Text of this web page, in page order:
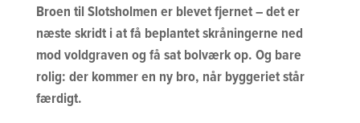
Broen til Slotsholmen er blevet fjernet – det er
næste skridt i at få beplantet skråningerne ned
mod voldgraven og få sat bolværk op. Og bare
rolig: der kommer en ny bro, når byggeriet står
færdigt.